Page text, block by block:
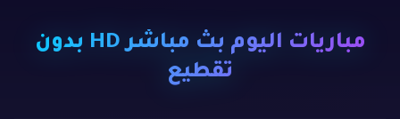
مباريات اليوم بث مباشر HD بدون
تقطيع